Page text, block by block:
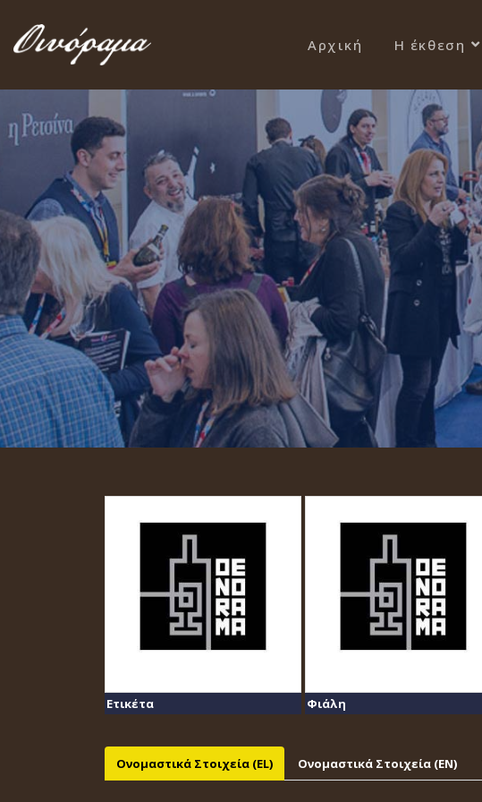
Αρχική Η έκθεση
Ετικέτα Φιάλη
Ονομαστικά Στοιχεία (EL) Ονομαστικά Στοιχεία (EΝ)